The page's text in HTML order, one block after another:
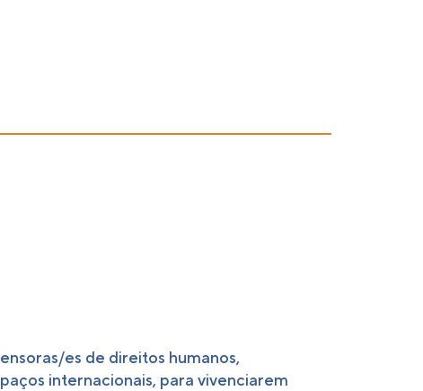
es de direitos humanos,
internacionais, para vivenciarem